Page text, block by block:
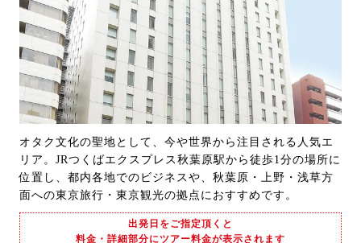
オタク文化の聖地として、今や世界から注目される人気エ
リア。JRつくばエクスプレス秋葉原駅から徒歩1分の場所に
位置し、都内各地でのビジネスや、秋葉原・上野・浅草方
面への東京旅行・東京観光の拠点におすすめです。
出発日をご指定頂くと
料金・詳細部分にツアー料金が表示されます